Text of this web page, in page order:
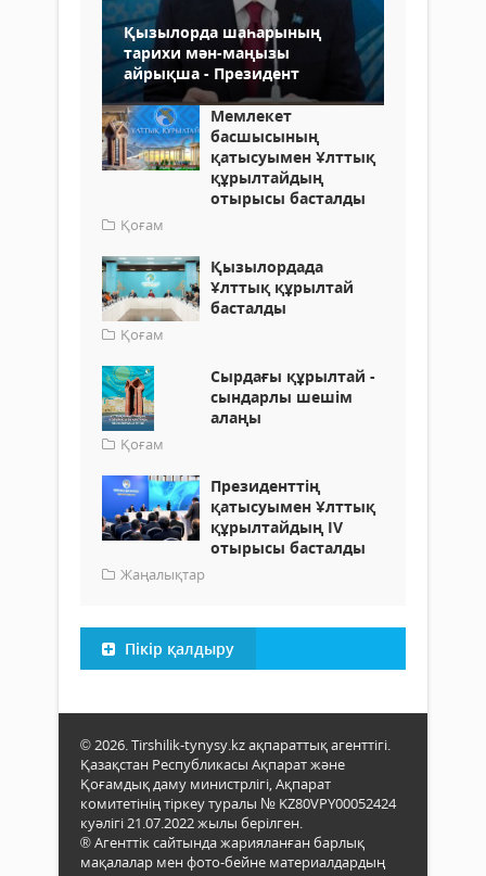
Қызылорда шаһарының
тарихи мән-маңызы
айрықша - Президент
Мемлекет
басшысының
қатысуымен Ұлттық
құрылтайдың
отырысы басталды
Қоғам
Қызылордада
Ұлттық құрылтай
басталды
Қоғам
Cырдағы құрылтай -
сындарлы шешім
алаңы
Қоғам
Президенттің
қатысуымен Ұлттық
құрылтайдың IV
отырысы басталды
Жаңалықтар
Пікір қалдыру
© 2026. Tirshilik-tynysy.kz ақпараттық агенттігі.
Қазақстан Республикасы Ақпарат және
Қоғамдық даму министрлігі, Ақпарат
комитетінің тіркеу туралы № KZ80VPY00052424
куәлігі 21.07.2022 жылы берілген.
® Агенттік сайтында жарияланған барлық
мақалалар мен фото-бейне материалдардың